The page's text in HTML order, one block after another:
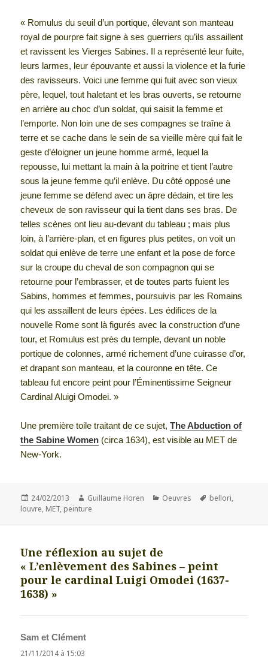
« Romulus du seuil d’un portique, élevant son manteau
royal de pourpre fait signe à ses guerriers qu’ils assaillent
et ravissent les Vierges Sabines. Il a représenté leur fuite,
leurs larmes, leur épouvante et aussi la violence et la furie
des ravisseurs. Voici une femme qui fuit avec son vieux
père, lequel, tout haletant et les bras ouverts, se retourne
en arrière au choc d’un soldat, qui saisit la femme et
l’emporte. Non loin une de ses compagnes se traîne à
terre et se cache dans le sein de sa vieille mère qui fait le
geste d’éloigner un jeune homme armé, lequel la
repousse, lui mettant la main à la poitrine et tient l’autre
sous la jeune femme qu’il enlève. Du côté opposé une
jeune femme se défend avec un âpre dédain, et tire les
cheveux de son ravisseur qui la tient dans ses bras. De
telles scènes ont lieu au-devant du tableau ; mais plus
loin, à l’arrière-plan, et en figures plus petites, on voit un
soldat qui enlève de terre une enfant et la pose de force
sur la croupe du cheval de son compagnon qui se
retourne pour l’embrasser, et de toutes parts fuient les
Sabins, hommes et femmes, poursuivis par les Romains
qui les assaillent de leurs épées. Les édifices de la
nouvelle Rome sont là figurés avec la construction d’une
tour, et Romulus est près du temple, devant un noble
portique de colonnes, armé richement d’une cuirasse d’or,
et drapant son manteau, et la couronne en tête. Ce
tableau fut encore peint pour l’Éminentissime Seigneur
Cardinal Aluigi Omodei. »
Une première toile traitant de ce sujet,The Abduction of
the Sabine Women (circa 1634), est visible au MET de
New-York.
Publié
le
24/02/2013 Auteur
Guillaume Horen Catégories
Oeuvres
Mots-
bellori,
louvre, MET, peinture
Une réflexion au sujet de
« L’enlèvement des Sabines – peint
pour le cardinal Luigi Omodei (1637-
1638) »
Sam et Clément
21/11/2014 à 15:03